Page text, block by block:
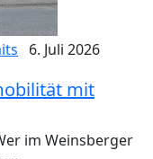
6. Juli 2026
mit
im Weinsberger